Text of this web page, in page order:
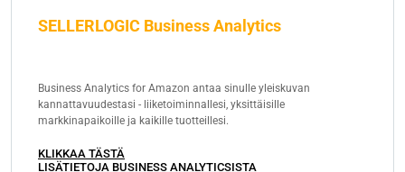
SELLERLOGIC Business Analytics
Business Analytics for Amazon antaa sinulle yleiskuvan
kannattavuudestasi - liiketoiminnallesi, yksittäisille
markkinapaikoille ja kaikille tuotteillesi.
KLIKKAA TÄSTÄ
LISÄTIETOJA BUSINESS ANALYTICSISTA